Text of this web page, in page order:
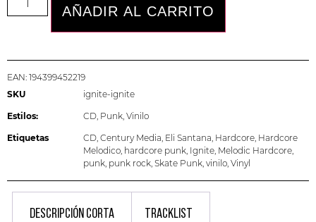
AÑADIR AL CARRITO
EAN: 194399452219
SKU
ignite-ignite
Estilos: CD, Punk, Vinilo
Etiquetas CD, Century Media, Eli Santana, Hardcore, Hardcore
Melodico, hardcore punk, Ignite, Melodic Hardcore,
punk, punk rock, Skate Punk, vinilo, Vinyl
DESCRIPCIÓN CORTA TRACKLIST